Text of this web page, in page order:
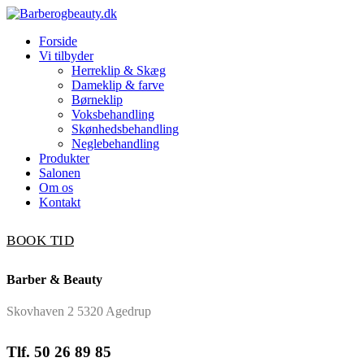
Forside
Vi tilbyder
Herreklip & Skæg
Dameklip & farve
Børneklip
Voksbehandling
Skønhedsbehandling
Neglebehandling
Produkter
Salonen
Om os
Kontakt
BOOK TID
Barber & Beauty
Skovhaven 2 5320 Agedrup
Tlf. 50 26 89 85